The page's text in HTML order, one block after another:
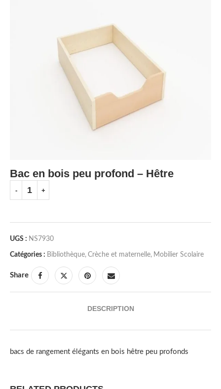
Bac en bois peu profond – Hêtre
UGS : NS7930
Catégories : Bibliothèque, Crèche et maternelle, Mobilier Scolaire
Share
DESCRIPTION
bacs de rangement élégants en bois hêtre peu profonds